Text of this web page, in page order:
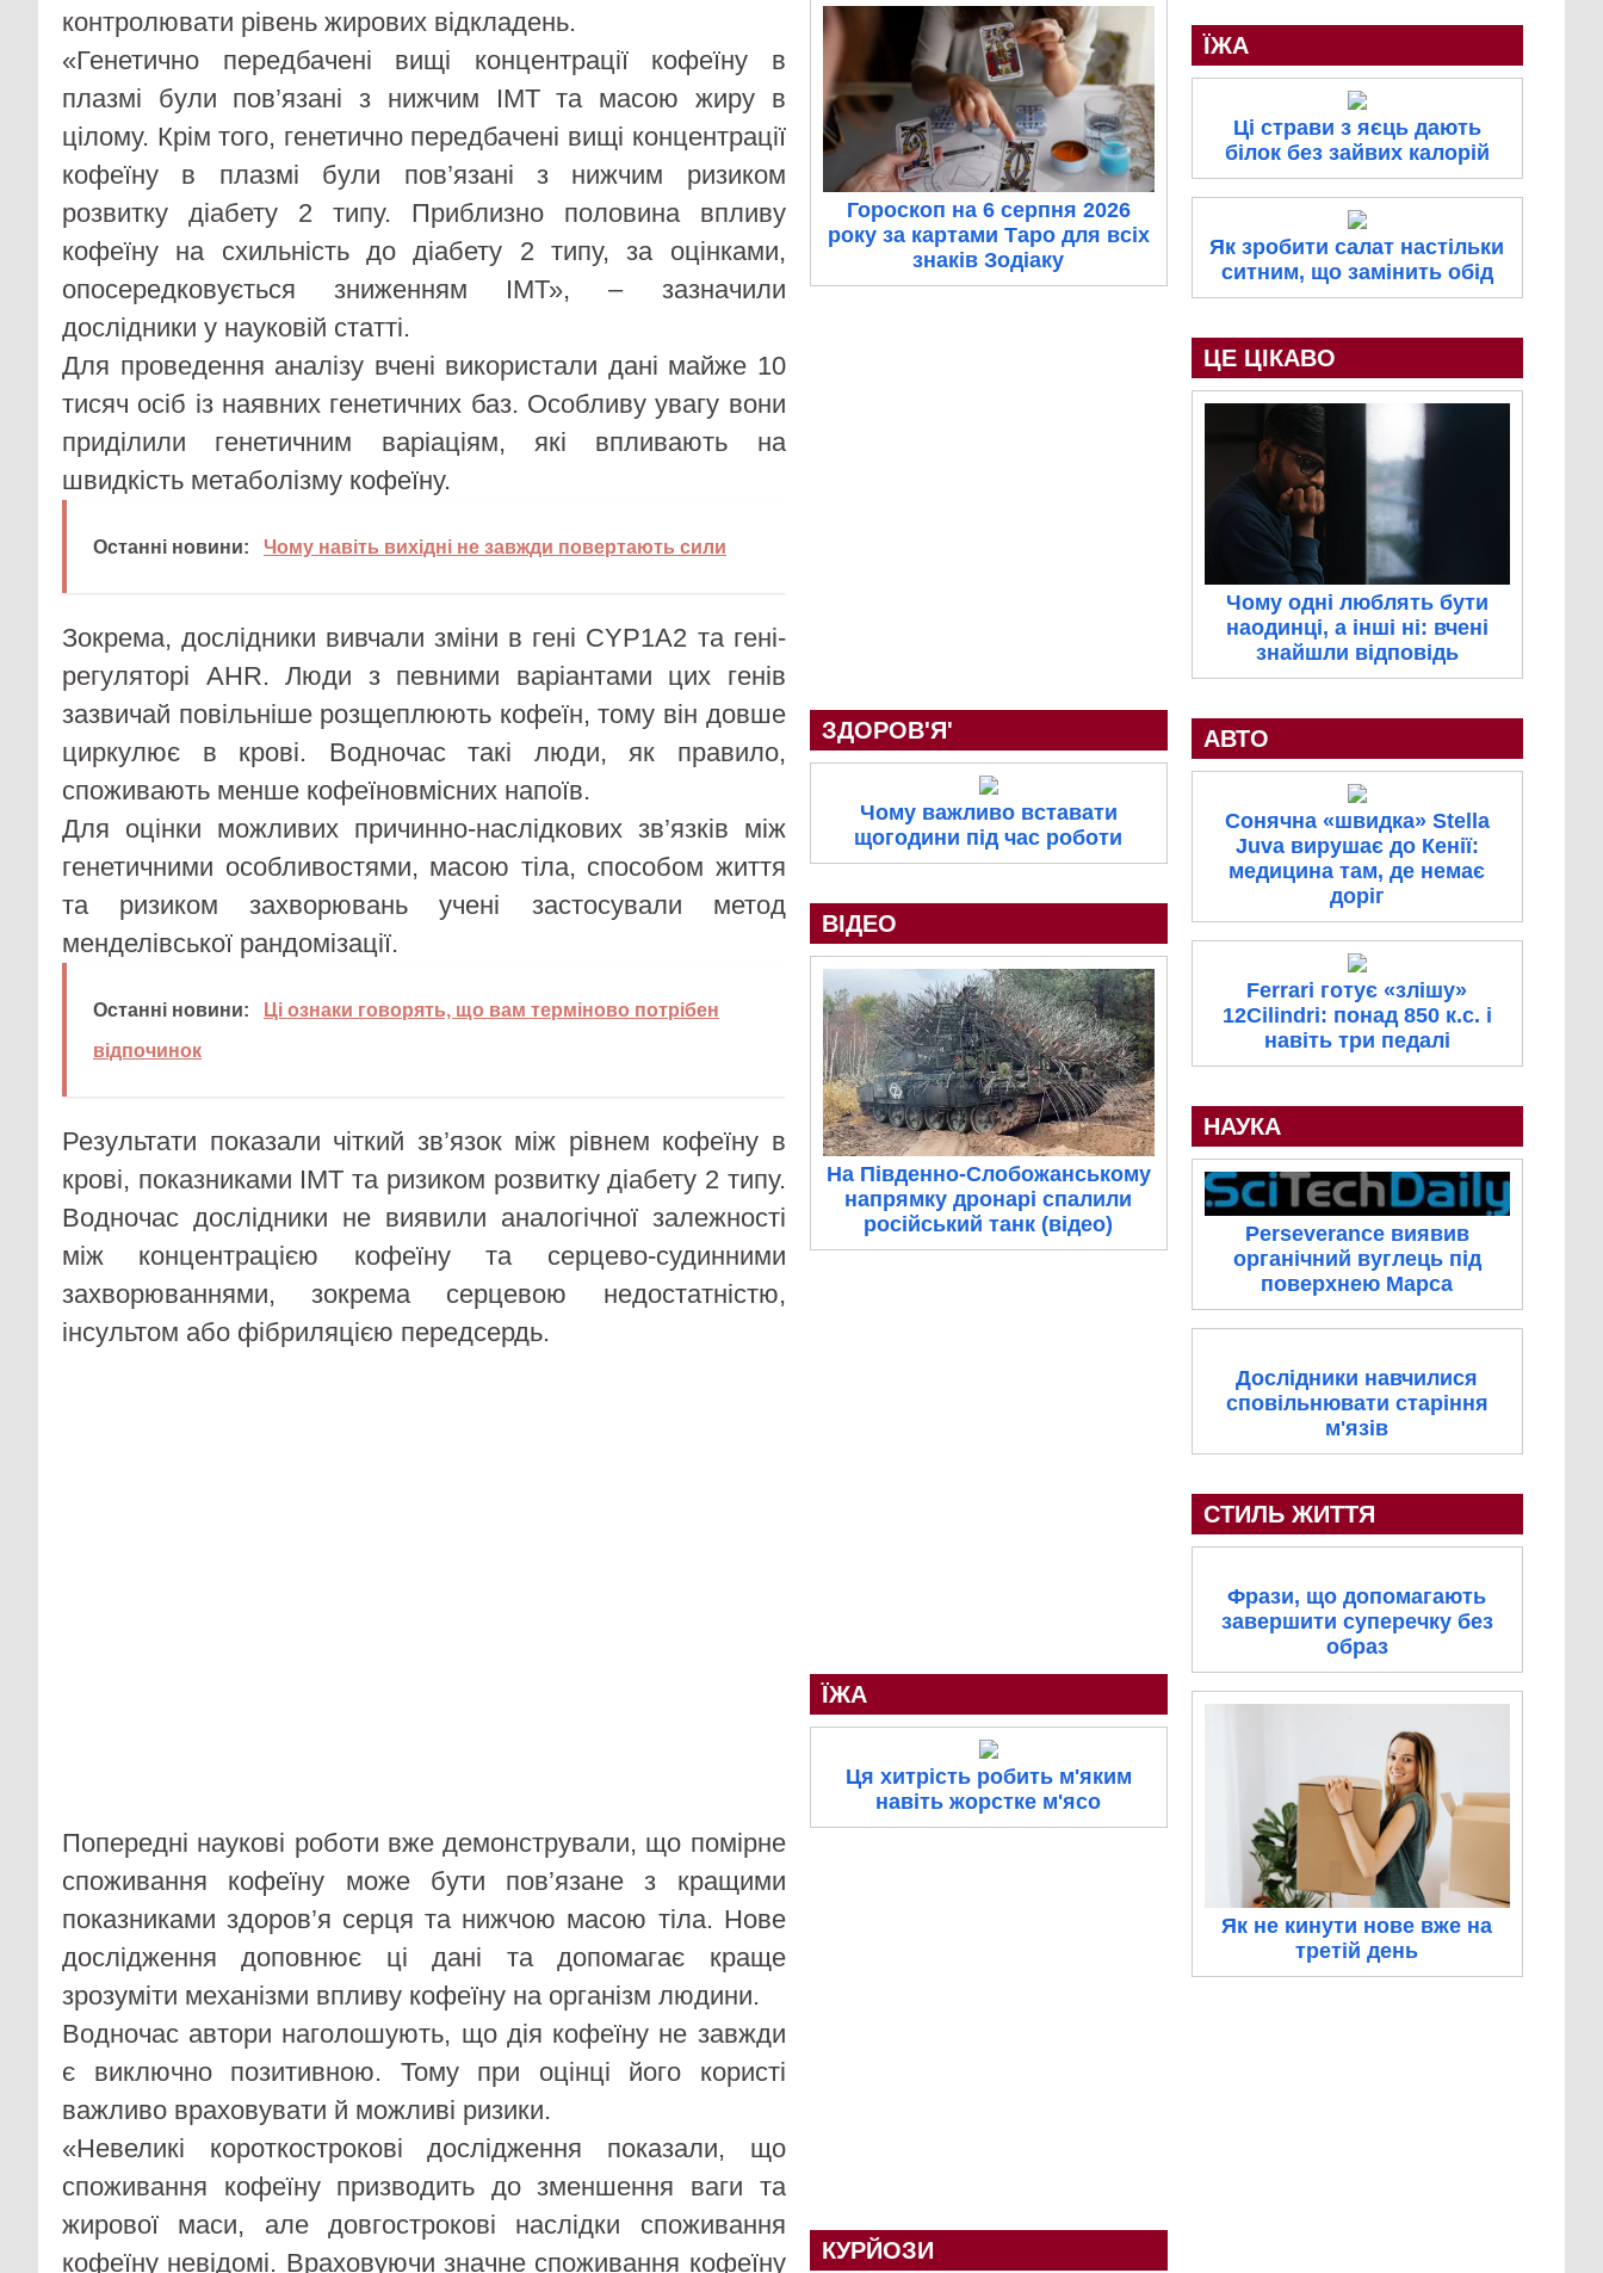
контролювати рівень жирових відкладень.
«Генетично передбачені вищі концентрації кофеїну в
плазмі були пов’язані з нижчим ІМТ та масою жиру в
цілому. Крім того, генетично передбачені вищі концентрації
кофеїну в плазмі були пов’язані з нижчим ризиком
розвитку діабету 2 типу. Приблизно половина впливу
кофеїну на схильність до діабету 2 типу, за оцінками,
опосередковується зниженням ІМТ», – зазначили
дослідники у науковій статті.
Для проведення аналізу вчені використали дані майже 10
тисяч осіб із наявних генетичних баз. Особливу увагу вони
приділили генетичним варіаціям, які впливають на
швидкість метаболізму кофеїну.
Останні новини: Чому навіть вихідні не завжди повертають сили
Зокрема, дослідники вивчали зміни в гені CYP1A2 та гені-
регуляторі AHR. Люди з певними варіантами цих генів
зазвичай повільніше розщеплюють кофеїн, тому він довше
циркулює в крові. Водночас такі люди, як правило,
споживають менше кофеїновмісних напоїв.
Для оцінки можливих причинно-наслідкових зв’язків між
генетичними особливостями, масою тіла, способом життя
та ризиком захворювань учені застосували метод
менделівської рандомізації.
Останні новини:
Ці ознаки говорять, що вам терміново потрібен
відпочинок
Результати показали чіткий зв’язок між рівнем кофеїну в
крові, показниками ІМТ та ризиком розвитку діабету 2 типу.
Водночас дослідники не виявили аналогічної залежності
між концентрацією кофеїну та серцево-судинними
захворюваннями, зокрема серцевою недостатністю,
інсультом або фібриляцією передсердь.
Попередні наукові роботи вже демонстрували, що помірне
споживання кофеїну може бути пов’язане з кращими
показниками здоров’я серця та нижчою масою тіла. Нове
дослідження доповнює ці дані та допомагає краще
зрозуміти механізми впливу кофеїну на організм людини.
Водночас автори наголошують, що дія кофеїну не завжди
є виключно позитивною. Тому при оцінці його користі
важливо враховувати й можливі ризики.
«Невеликі короткострокові дослідження показали, що
споживання кофеїну призводить до зменшення ваги та
жирової маси, але довгострокові наслідки споживання
кофеїну невідомі. Враховуючи значне споживання кофеїну
Гороскоп на 6 серпня 2026
року за картами Таро для всіх
знаків Зодіаку
ЗДОРОВ'Я'
Чому важливо вставати
щогодини під час роботи
ВІДЕО
На Південно-Слобожанському
напрямку дронарі спалили
російський танк (відео)
ЇЖА
Ця хитрість робить м'яким
навіть жорстке м'ясо
КУРЙОЗИ
ЇЖА
Ці страви з яєць дають
білок без зайвих калорій
Як зробити салат настільки
ситним, що замінить обід
ЦЕ ЦІКАВО
Чому одні люблять бути
наодинці, а інші ні: вчені
знайшли відповідь
АВТО
Сонячна «швидка» Stella
Juva вирушає до Кенії:
медицина там, де немає
доріг
Ferrari готує «злішу»
12Cilindri: понад 850 к.с. і
навіть три педалі
НАУКА
Perseverance виявив
органічний вуглець під
поверхнею Марса
Дослідники навчилися
сповільнювати старіння
м'язів
СТИЛЬ ЖИТТЯ
Фрази, що допомагають
завершити суперечку без
образ
Як не кинути нове вже на
третій день